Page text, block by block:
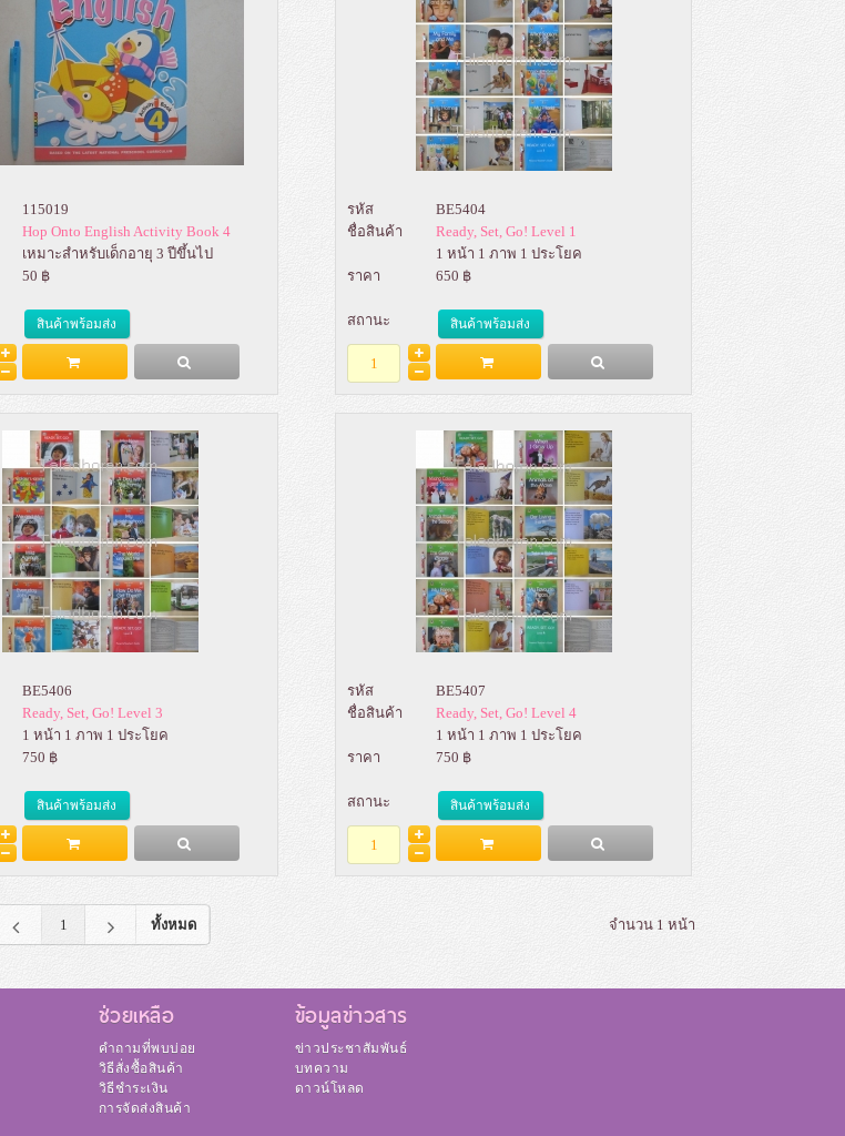
115019
Hop Onto English Activity Book 4
เหมาะสำหรับเด็กอายุ 3 ปีขึ้นไป
50 ฿
สินค้าพร้อมส่ง
Add to Bag
รหัส
BE5404
ชื่อสินค้า
Ready, Set, Go! Level 1
1 หน้า 1 ภาพ 1 ประโยค
ราคา
650 ฿
สถานะ สินค้าพร้อมส่ง
Add to Bag
BE5406
Ready, Set, Go! Level 3
1 หน้า 1 ภาพ 1 ประโยค
750 ฿
สินค้าพร้อมส่ง
Add to Bag
รหัส
BE5407
ชื่อสินค้า
Ready, Set, Go! Level 4
1 หน้า 1 ภาพ 1 ประโยค
ราคา
750 ฿
สถานะ สินค้าพร้อมส่ง
Add to Bag
1 ทั้งหมด จำนวน 1 หน้า
ช่วยเหลือ
คำถามที่พบบ่อย
วิธีสั่งซื้อสินค้า
วิธีชำระเงิน
การจัดส่งสินค้า
ข้อมูลข่าวสาร
ข่าวประชาสัมพันธ์
บทความ
ดาวน์โหลด